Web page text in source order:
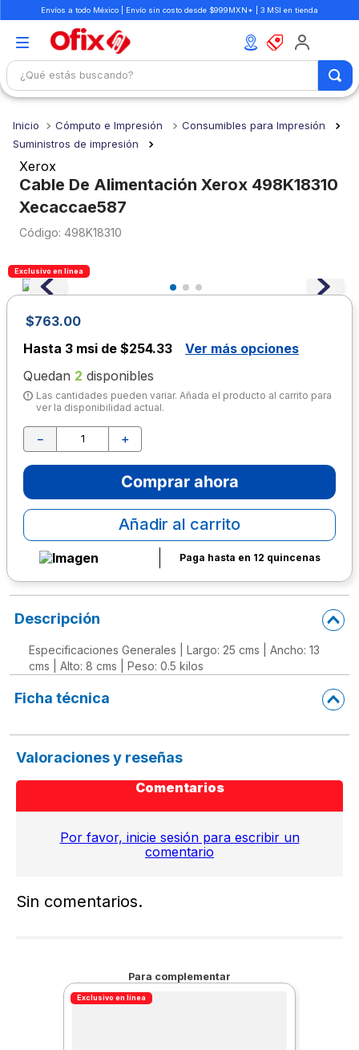
Envíos a todo México | Envío sin costo desde $999MXN* | 3 MSI en tienda
¿Qué estás buscando?
Cómputo e Impresión
Consumibles para Impresión
Suministros de impresión
Xerox
Cable De Alimentación Xerox 498K18310
Xecaccae587
: 498K18310
Exclusivo en línea
$763.00
Hasta 3 msi de $254.33
Ver más opciones
Quedan 2 disponibles
Las cantidades pueden variar. Añada el producto al carrito para
ver la disponibilidad actual.
＋
－
Comprar ahora
Añadir al carrito
Paga hasta en 12 quincenas
Descripción
Especificaciones Generales | Largo: 25 cms | Ancho: 13
cms | Alto: 8 cms | Peso: 0.5 kilos
Ficha técnica
Valoraciones y reseñas
Comentarios
Por favor, inicie sesión para escribir un
comentario
Sin comentarios.
Para complementar
Exclusivo en línea
1.
mochilas
2
3.
cuaderno
4.
cuadernos
colores
6.
boligrafo
7.
escritorio
8.
sacapuntas
9 .
escolar
10. lapiz